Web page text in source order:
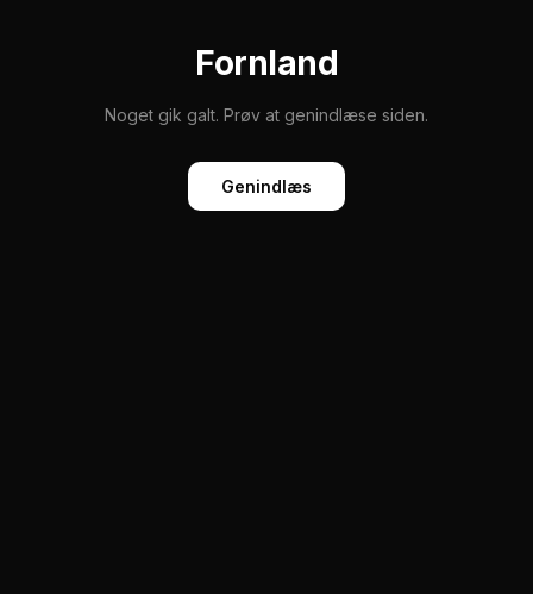
Fornland
Noget gik galt. Prøv at genindlæse siden.
Genindlæs